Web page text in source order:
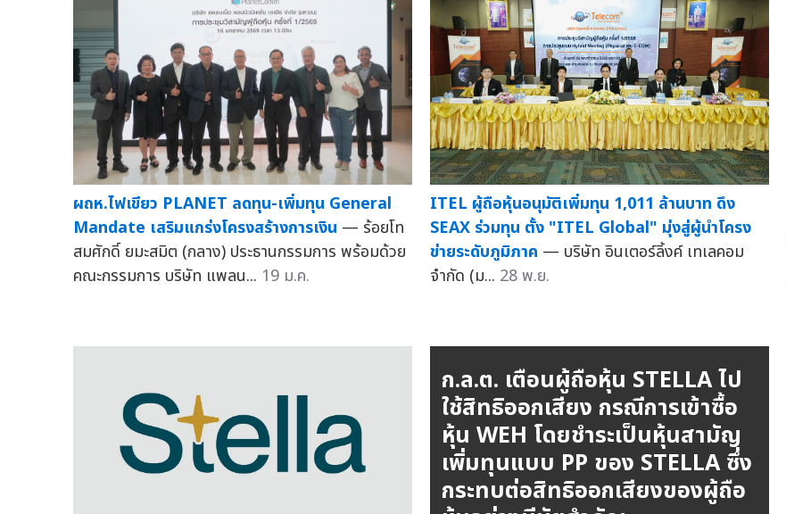
ผถห.ไฟเขียว PLANET ลดทุน-เพิ่มทุน General
Mandate เสริมแกร่งโครงสร้างการเงิน — ร้อยโท
สมศักดิ์ ยมะสมิต (กลาง) ประธานกรรมการ พร้อมด้วย
คณะกรรมการ บริษัท แพลน... 19 ม.ค.
ITEL ผู้ถือหุ้นอนุมัติเพิ่มทุน 1,011 ล้านบาท ดึง
SEAX ร่วมทุน ตั้ง "ITEL Global" มุ่งสู่ผู้นำโครง
ข่ายระดับภูมิภาค — บริษัท อินเตอร์ลิ้งค์ เทเลคอม
จำกัด (ม... 28 พ.ย.
ก.ล.ต. เตือนผู้ถือหุ้น STELLA ไป
ใช้สิทธิออกเสียง กรณีการเข้าซื้อ
หุ้น WEH โดยชำระเป็นหุ้นสามัญ
เพิ่มทุนแบบ PP ของ STELLA ซึ่ง
กระทบต่อสิทธิออกเสียงของผู้ถือ